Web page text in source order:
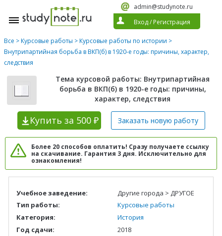
admin@studynote.ru
Вход/ Регистрация
Все >Курсовые работы >Курсовые работы по истории >
Внутрипартийная борьба в ВКП(б) в 1920-е годы: причины, характер,
следствия
Тема курсовой работы: Внутрипартийная
борьба в ВКП(б) в 1920-е годы: причины,
характер, следствия
Купить за 500 ₽ Заказать новую работу
Более 20 способов оплатить! Сразу получаете ссылку
на скачивание. Гарантия 3 дня. Исключительно для
ознакомления!
Учебное заведение:
Другие города > ДРУГОЕ
Тип работы:
Курсовые работы
Категория:
История
Год сдачи:
2018